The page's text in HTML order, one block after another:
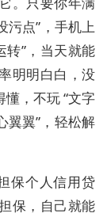
污点”，手机上
转”，当天就能
明明白白，没
懂，不玩 “文字
翼翼”，轻松解
保个人信用贷
保，自己就能